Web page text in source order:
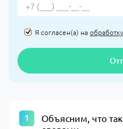
Я согласен(а) на
Объясним, что